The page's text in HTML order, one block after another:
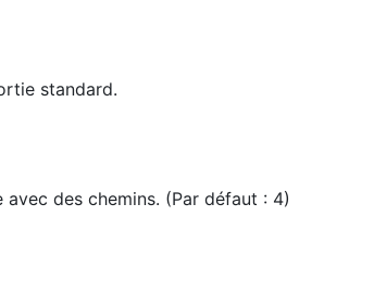
standard.
des chemins. (Par défaut : 4)